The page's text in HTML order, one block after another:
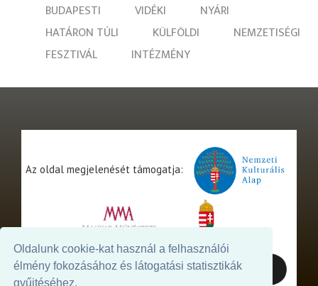
Oldalunk cookie-kat használ a felhasználói
élmény fokozásához és látogatási statisztikák
gyűjtéséhez.
BUDAPESTI VIDÉKI
NYÁRI
HATÁRON TÚLI
KÜLFÖLDI
NEMZETISÉGI
FESZTIVÁL
INTÉZMÉNY
Az oldal megjelenését támogatja: